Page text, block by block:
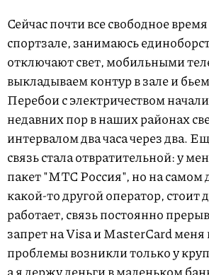
Сейчас почти все свободное
спортзале, занимаюсь
отключают свет, мобильными
выкладываем контур в зале и
Перебои с электричеством
недавних пор в наших районах
интервалом два часа через два.
связь стала отвратительной: у
пакет "МТС Россия", но на самом
какой-то другой оператор, стоит
работает, связь постоянно
запрет на Visa и MasterCard меня
проблемы возникли только у
а я держу деньги в маленьком